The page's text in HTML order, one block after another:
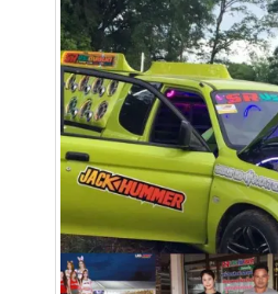
รถเด่น SR ประดับยนต์ กั
อีสานเหนือ…ด้วย
Caraudiomedia October 15,